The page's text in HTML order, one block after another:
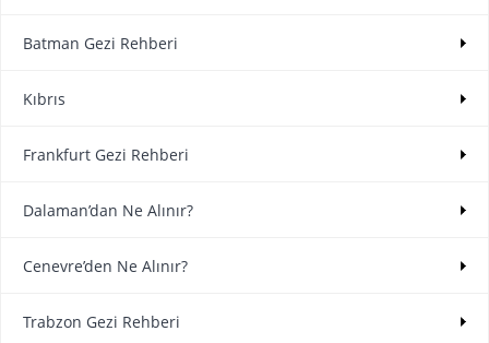
Batman Gezi Rehberi
Kıbrıs
Frankfurt Gezi Rehberi
Dalaman’dan Ne Alınır?
Cenevre’den Ne Alınır?
Trabzon Gezi Rehberi